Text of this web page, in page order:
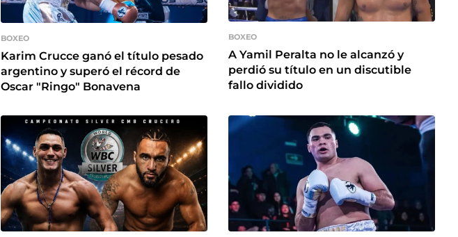
BOXEO
Karim Crucce ganó el título pesado
argentino y superó el récord de
Oscar "Ringo" Bonavena
BOXEO
A Yamil Peralta no le alcanzó y
perdió su título en un discutible
fallo dividido